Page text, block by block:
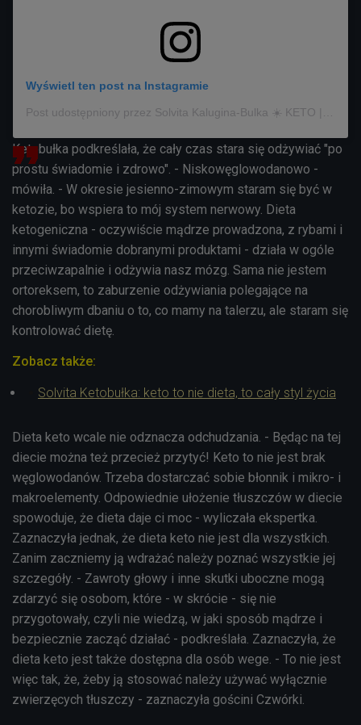
Wyświetl ten post na Instagramie
Ketobułka podkreślała, że cały czas stara się odżywiać "po
prostu świadomie i zdrowo". - Niskowęglowodanowo -
mówiła. - W okresie jesienno-zimowym staram się być w
ketozie, bo wspiera to mój system nerwowy. Dieta
ketogeniczna - oczywiście mądrze prowadzona, z rybami i
innymi świadomie dobranymi produktami - działa w ogóle
przeciwzapalnie i odżywia nasz mózg. Sama nie jestem
ortoreksem, to zaburzenie odżywiania polegające na
chorobliwym dbaniu o to, co mamy na talerzu, ale staram się
kontrolować dietę.
Zobacz także:
Solvita Ketobułka: keto to nie dieta, to cały styl życia
Dieta keto wcale nie odznacza odchudzania. - Będąc na tej
diecie można też przecież przytyć! Keto to nie jest brak
węglowodanów. Trzeba dostarczać sobie błonnik i mikro- i
makroelementy. Odpowiednie ułożenie tłuszczów w diecie
spowoduje, że dieta daje ci moc - wyliczała ekspertka.
Zaznaczyła jednak, że dieta keto nie jest dla wszystkich.
Zanim zaczniemy ją wdrażać należy poznać wszystkie jej
szczegóły. - Zawroty głowy i inne skutki uboczne mogą
zdarzyć się osobom, które - w skrócie - się nie
przygotowały, czyli nie wiedzą, w jaki sposób mądrze i
bezpiecznie zacząć działać - podkreślała. Zaznaczyła, że
dieta keto jest także dostępna dla osób wege. - To nie jest
więc tak, że, żeby ją stosować należy używać wyłącznie
zwierzęcych tłuszczy - zaznaczyła gościni Czwórki.